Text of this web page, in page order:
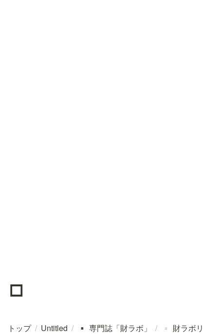
▫️
トップ / Untitled / ▪️ 専門誌「財ラボ」 / ▫️
財ラボリ